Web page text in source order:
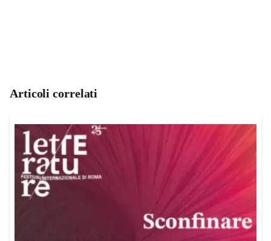
Articoli correlati